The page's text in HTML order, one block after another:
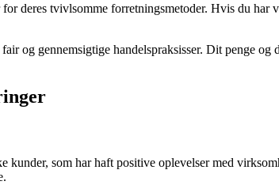
deres tvivlsomme forretningsmetoder. Hvis du har
gennemsigtige handelspraksisser. Dit penge og
som har haft positive oplevelser med